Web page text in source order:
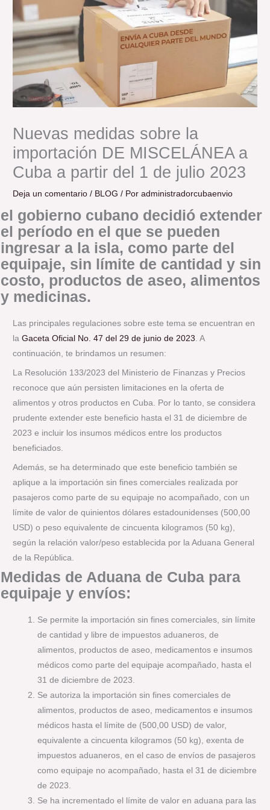
Nuevas medidas sobre la
importación DE MISCELÁNEA a
Cuba a partir del 1 de julio 2023
Deja un comentario / BLOG / Poradministradorcubaenvio
el gobierno cubano decidió extender
el período en el que se pueden
ingresar a la isla, como parte del
equipaje, sin límite de cantidad y sin
costo, productos de aseo, alimentos
y medicinas.
Las principales regulaciones sobre este tema se encuentran en
laGaceta Oficial No. 47 del 29 de junio de 2023 . A
continuación, te brindamos un resumen:
La Resolución 133/2023 del Ministerio de Finanzas y Precios
reconoce que aún persisten limitaciones en la oferta de
alimentos y otros productos en Cuba. Por lo tanto, se considera
prudente extender este beneficio hasta el 31 de diciembre de
2023 e incluir los insumos médicos entre los productos
beneficiados.
Además, se ha determinado que este beneficio también se
aplique a la importación sin fines comerciales realizada por
pasajeros como parte de su equipaje no acompañado, con un
límite de valor de quinientos dólares estadounidenses (500,00
USD) o peso equivalente de cincuenta kilogramos (50 kg),
según la relación valor/peso establecida por la Aduana General
de la República.
Medidas de Aduana de Cuba para
equipaje y envíos:
Se permite la importación sin fines comerciales, sin límite
de cantidad y libre de impuestos aduaneros, de
alimentos, productos de aseo, medicamentos e insumos
médicos como parte del equipaje acompañado, hasta el
31 de diciembre de 2023.
Se autoriza la importación sin fines comerciales de
alimentos, productos de aseo, medicamentos e insumos
médicos hasta el límite de (500,00 USD) de valor,
equivalente a cincuenta kilogramos (50 kg), exenta de
impuestos aduaneros, en el caso de envíos de pasajeros
como equipaje no acompañado, hasta el 31 de diciembre
de 2023.
Se ha incrementado el límite de valor en aduana para las